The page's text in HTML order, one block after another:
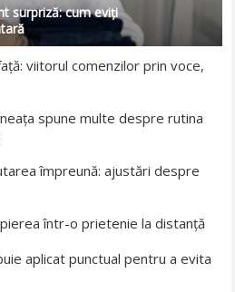
surpriză: cum eviți
viitorul comenzilor prin voce,
spune multe despre rutina
împreună: ajustări despre
într-o prietenie la distanță
aplicat punctual pentru a evita